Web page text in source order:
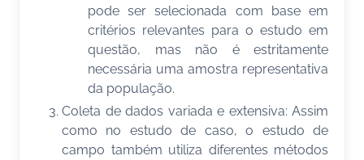
pode ser selecionada com base em
critérios relevantes para o estudo em
questão, mas não é estritamente
necessária uma amostra representativa
da população.
Coleta de dados variada e extensiva: Assim
como no estudo de caso, o estudo de
campo também utiliza diferentes métodos